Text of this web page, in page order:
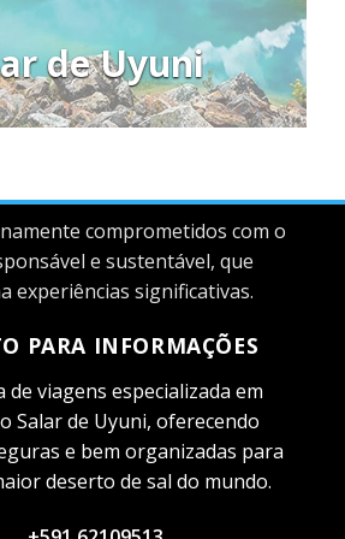
de Uyuni
comprometidos com o
e sustentável, que
experiências significativas.
PARA INFORMAÇÕES
de viagens especializada em
Salar de Uyuni, oferecendo
e bem organizadas para
deserto de sal do mundo.